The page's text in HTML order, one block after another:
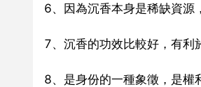
6、因為沉香本身是稀缺資源
7、沉香的功效比較好，有利
8、是身份的一種象徵，是權